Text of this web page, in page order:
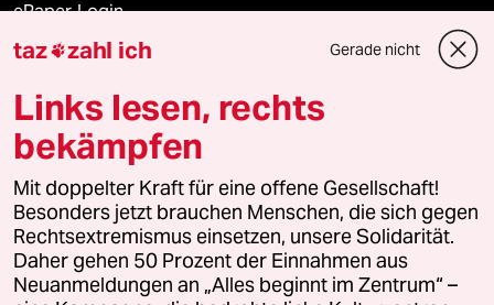
ePaper Login
Downloads für Abonnierende
© 2026 taz Verlags und Vertriebs GmbH
Alle Rechte vorbehalten. Bei rechtlichen Fragen oder für Genehmigungen
wenden Sie sich bitte an lizenzen@taz.de
Feedback Redaktionsstatut Kommune-Richtlinien
taz zahl ich Gerade nicht
Links lesen, rechts
bekämpfen
Mit doppelter Kraft für eine offene Gesellschaft!
Besonders jetzt brauchen Menschen, die sich gegen
Rechtsextremismus einsetzen, unsere Solidarität.
Daher gehen 50 Prozent der Einnahmen aus
Neuanmeldungen an „Alles beginnt im Zentrum“ –